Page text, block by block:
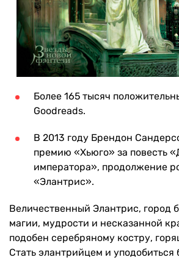
Более 165 тысяч
Goodreads.
В 2013 году Брендон
премию «Хьюго» за повесть
императора», продолжение
«Элантрис».
Величественный Элантрис, город
магии, мудрости и несказанной
подобен серебряному костру,
Стать элантрийцем и уподобиться